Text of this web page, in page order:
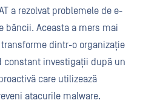
a rezolvat problemele de e-
băncii. Aceasta a mers mai
dintr-o organizație
constant investigații după un
care utilizează
atacurile malware.